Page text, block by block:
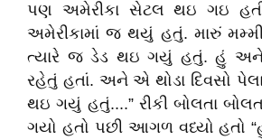
પણ અમેરીકા સેટલ થઇ ગઇ
અમેરીકામાં જ થયું હતું. મારું
ત્યારે જ ડેડ થઇ ગયું હતું. હું
રહેતું હતાં. અને એ થોડા દિવસો
થઇ ગયું હતું....” રીકી બોલતા
ગયો હતો પછી આગળ વધ્યો હતો